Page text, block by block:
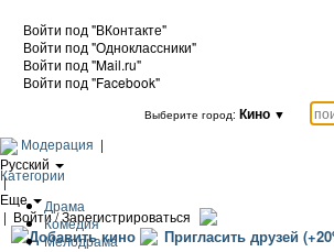
Войти под "ВКонтакте"
Войти под "Одноклассники"
Войти под "Mail.ru"
Войти под "Facebook"
Выберите город: Кино ▼
Модерация |
Русский
|
Еще
| Войти / Зарегистрироваться
Добавить кино Пригласить друзей
Категории
Драма
Комедия
Мелодрама